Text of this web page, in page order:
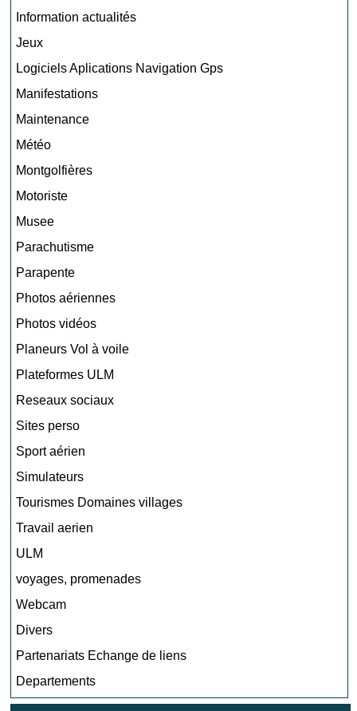
Information actualités
Jeux
Logiciels Aplications Navigation Gps
Manifestations
Maintenance
Météo
Montgolfières
Motoriste
Musee
Parachutisme
Parapente
Photos aériennes
Photos vidéos
Planeurs Vol à voile
Plateformes ULM
Reseaux sociaux
Sites perso
Sport aérien
Simulateurs
Tourismes Domaines villages
Travail aerien
ULM
voyages, promenades
Webcam
Divers
Partenariats Echange de liens
Departements